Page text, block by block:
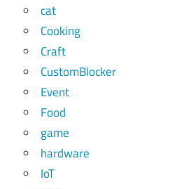
cat
Cooking
Craft
CustomBlocker
Event
Food
game
hardware
IoT